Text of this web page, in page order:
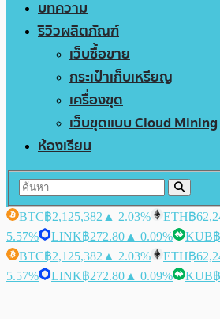
บทความ
รีวิวผลิตภัณฑ์
เว็บซื้อขาย
กระเป๋าเก็บเหรียญ
เครื่องขุด
เว็บขุดแบบ Cloud Mining
ห้องเรียน
BTC฿2,125,382 ▲ 2.03% ETH฿
5.57%
LINK฿272.80 ▲ 0.09% KUB
BTC฿2,125,382 ▲ 2.03% ETH฿
5.57%
LINK฿272.80 ▲ 0.09% KUB